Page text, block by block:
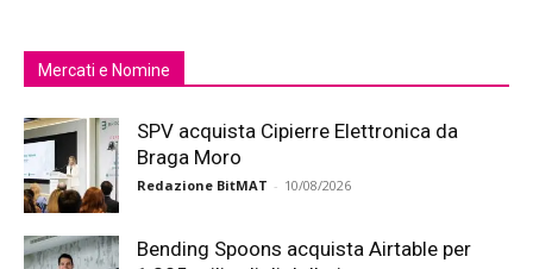
Mercati e Nomine
SPV acquista Cipierre Elettronica da
Braga Moro
Redazione BitMAT - 10/08/2026
Bending Spoons acquista Airtable per